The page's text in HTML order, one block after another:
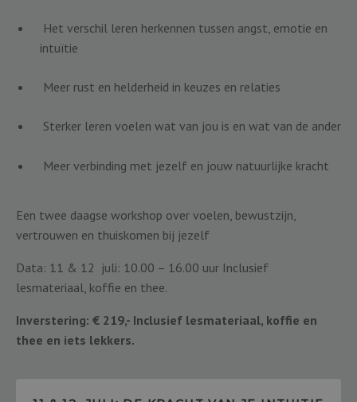
Het verschil leren herkennen tussen angst, emotie en
intuïtie
Meer rust en helderheid in keuzes en relaties
Sterker leren voelen wat van jou is en wat van de ander
Meer verbinding met jezelf en jouw natuurlijke kracht
Een twee daagse workshop over voelen, bewustzijn,
vertrouwen en thuiskomen bij jezelf
Data: 11 & 12 juli: 10.00 – 16.00 uur Inclusief
lesmateriaal, koffie en thee.
Inverstering: € 219,- Inclusief lesmateriaal, koffie en
thee en iets lekkers.